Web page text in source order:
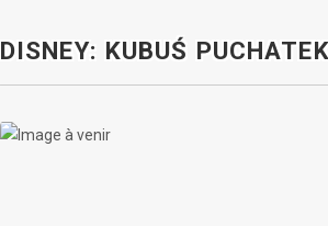
DISNEY: KUBUŚ